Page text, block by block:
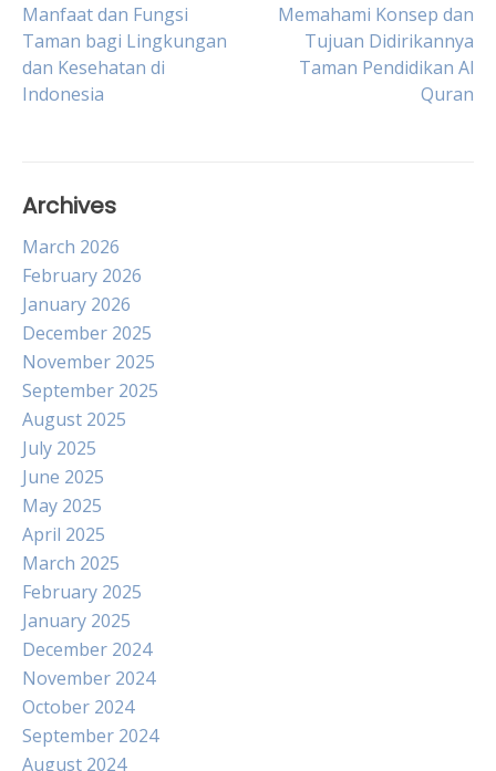
Post
navigation
Manfaat dan Fungsi
Taman bagi Lingkungan
dan Kesehatan di
Indonesia
Memahami Konsep dan
Tujuan Didirikannya
Taman Pendidikan Al
Quran
Archives
March 2026
February 2026
January 2026
December 2025
November 2025
September 2025
August 2025
July 2025
June 2025
May 2025
April 2025
March 2025
February 2025
January 2025
December 2024
November 2024
October 2024
September 2024
August 2024